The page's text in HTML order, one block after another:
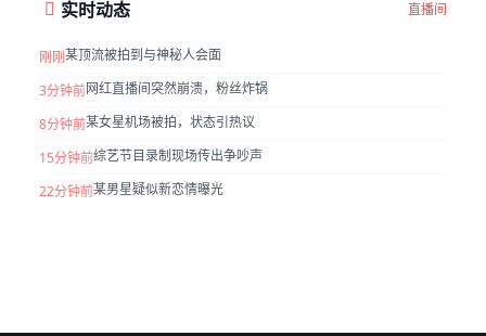
实时动态 直播间
刚刚某顶流被拍到与神秘人会面
3分钟前网红直播间突然崩溃，粉丝炸锅
8分钟前某女星机场被拍，状态引热议
15分钟前综艺节目录制现场传出争吵声
22分钟前某男星疑似新恋情曝光